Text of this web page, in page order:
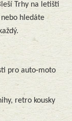
Trhy na letišti
hledáte
pro auto-moto
retro kousky